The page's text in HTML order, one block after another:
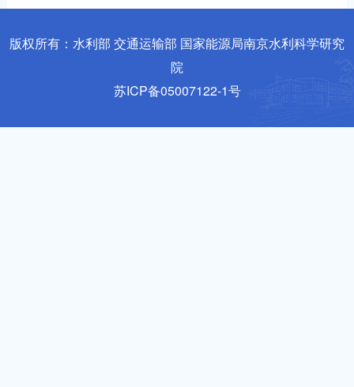
版权所有：水利部 交通运输部 国家能源局南京水利科学研究
院
苏ICP备05007122-1号